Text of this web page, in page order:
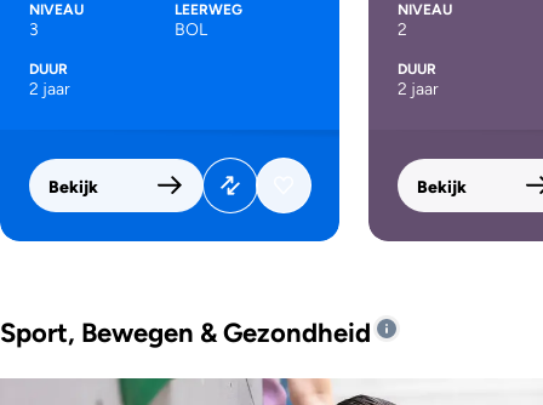
NIVEAU
3
LEERWEG
BOL
DUUR
2 jaar
Bekijk
NIVEAU
2
DUUR
2 jaar
Bekijk
Sport, Bewegen & Gezondheid